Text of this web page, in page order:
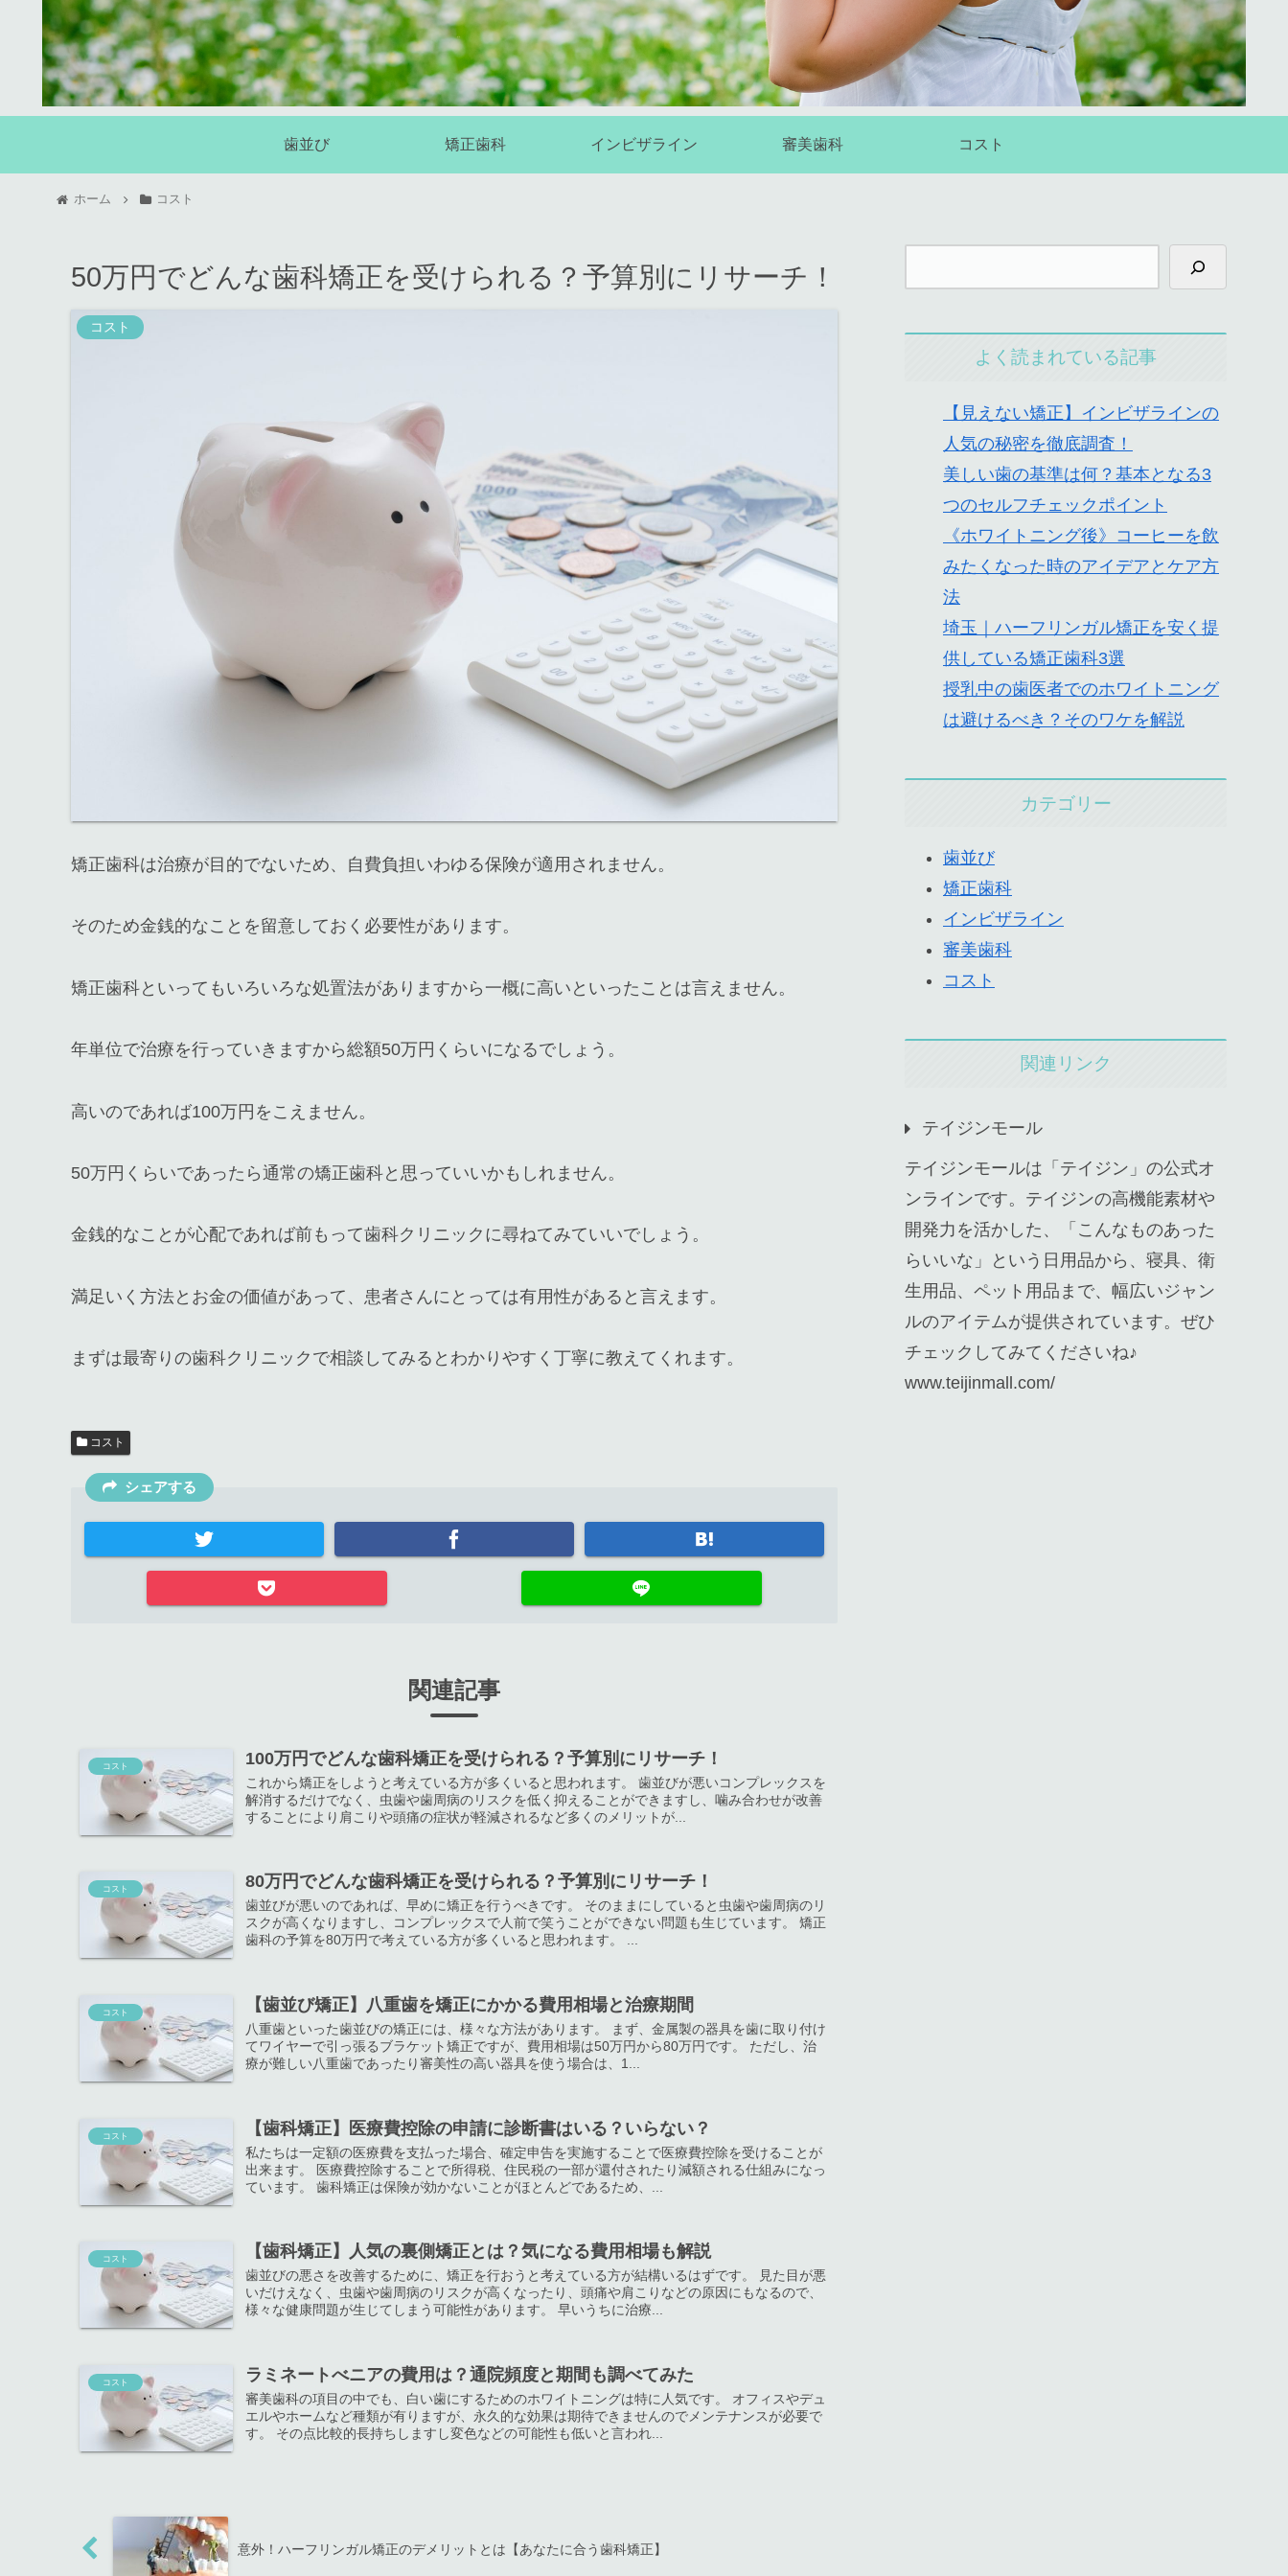
歯並び 矯正歯科 インビザライン 審美歯科 コスト
ホーム コスト
50万円でどんな歯科矯正を受けられる？予算別にリサーチ！
コスト
矯正歯科は治療が目的でないため、自費負担いわゆる保険が適用されません。
そのため金銭的なことを留意しておく必要性があります。
矯正歯科といってもいろいろな処置法がありますから一概に高いといったことは言えません。
年単位で治療を行っていきますから総額50万円くらいになるでしょう。
高いのであれば100万円をこえません。
50万円くらいであったら通常の矯正歯科と思っていいかもしれません。
金銭的なことが心配であれば前もって歯科クリニックに尋ねてみていいでしょう。
満足いく方法とお金の価値があって、患者さんにとっては有用性があると言えます。
まずは最寄りの歯科クリニックで相談してみるとわかりやすく丁寧に教えてくれます。
コスト
シェアする
関連記事
コスト 100万円でどんな歯科矯正を受けられる？予算別にリサーチ！
これから矯正をしようと考えている方が多くいると思われます。 歯並びが悪いコンプレックスを
解消するだけでなく、虫歯や歯周病のリスクを低く抑えることができますし、噛み合わせが改善
することにより肩こりや頭痛の症状が軽減されるなど多くのメリットが...
コスト 80万円でどんな歯科矯正を受けられる？予算別にリサーチ！
歯並びが悪いのであれば、早めに矯正を行うべきです。 そのままにしていると虫歯や歯周病のリ
スクが高くなりますし、コンプレックスで人前で笑うことができない問題も生じています。 矯正
歯科の予算を80万円で考えている方が多くいると思われます。 ...
コスト 【歯並び矯正】八重歯を矯正にかかる費用相場と治療期間
八重歯といった歯並びの矯正には、様々な方法があります。 まず、金属製の器具を歯に取り付け
てワイヤーで引っ張るブラケット矯正ですが、費用相場は50万円から80万円です。 ただし、治
療が難しい八重歯であったり審美性の高い器具を使う場合は、1...
コスト 【歯科矯正】医療費控除の申請に診断書はいる？いらない？
私たちは一定額の医療費を支払った場合、確定申告を実施することで医療費控除を受けることが
出来ます。 医療費控除することで所得税、住民税の一部が還付されたり減額される仕組みになっ
ています。 歯科矯正は保険が効かないことがほとんどであるため、...
コスト 【歯科矯正】人気の裏側矯正とは？気になる費用相場も解説
歯並びの悪さを改善するために、矯正を行おうと考えている方が結構いるはずです。 見た目が悪
いだけえなく、虫歯や歯周病のリスクが高くなったり、頭痛や肩こりなどの原因にもなるので、
様々な健康問題が生じてしまう可能性があります。 早いうちに治療...
コスト ラミネートべニアの費用は？通院頻度と期間も調べてみた
審美歯科の項目の中でも、白い歯にするためのホワイトニングは特に人気です。 オフィスやデュ
エルやホームなど種類が有りますが、永久的な効果は期待できませんのでメンテナンスが必要で
す。 その点比較的長持ちしますし変色などの可能性も低いと言われ...
意外！ハーフリンガル矯正のデメリットとは【あなたに合う歯科矯正】
よく読まれている記事
【見えない矯正】インビザラインの
人気の秘密を徹底調査！
美しい歯の基準は何？基本となる3
つのセルフチェックポイント
《ホワイトニング後》コーヒーを飲
みたくなった時のアイデアとケア方
法
埼玉｜ハーフリンガル矯正を安く提
供している矯正歯科3選
授乳中の歯医者でのホワイトニング
は避けるべき？そのワケを解説
カテゴリー
歯並び
矯正歯科
インビザライン
審美歯科
コスト
関連リンク
テイジンモール
テイジンモールは「テイジン」の公式オ
ンラインです。テイジンの高機能素材や
開発力を活かした、「こんなものあった
らいいな」という日用品から、寝具、衛
生用品、ペット用品まで、幅広いジャン
ルのアイテムが提供されています。ぜひ
チェックしてみてくださいね♪
www.teijinmall.com/